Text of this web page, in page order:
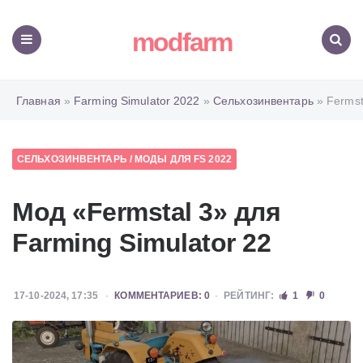
modfarm
Главная » Farming Simulator 2022 » Сельхозинвентарь»
СЕЛЬХОЗИНВЕНТАРЬ / МОДЫ ДЛЯ FS 2022
Мод «Fermstal 3» для
Farming Simulator 22
17-10-2024, 17:35 КОММЕНТАРИЕВ: 0 РЕЙТИНГ: 1 0